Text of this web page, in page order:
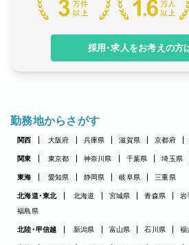
採用・求人をお考えの方
勤務地からさがす
関西 大阪府 兵庫県 滋賀県 京都府
関東 東京都 神奈川県 千葉県 埼玉県
東海 愛知県 静岡県 岐阜県 三重県
北海道・東北 北海道 宮城県 青森県 岩
福島県
北陸・甲信越 新潟県 富山県 石川県 福